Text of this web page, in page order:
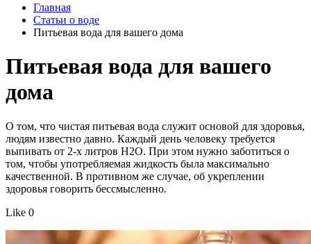
Главная
Статьи о воде
Питьевая вода для вашего дома
Питьевая вода для вашего
дома
О том, что чистая питьевая вода служит основой для здоровья,
людям известно давно. Каждый день человеку требуется
выпивать от 2-х литров Н2О. При этом нужно заботиться о
том, чтобы употребляемая жидкость была максимально
качественной. В противном же случае, об укреплении
здоровья говорить бессмысленно.
Like 0